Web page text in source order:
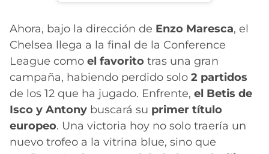
Ahora, bajo la dirección de Enzo Maresca, el
Chelsea llega a la final de la Conference
League como el favorito tras una gran
campaña, habiendo perdido solo 2 partidos
de los 12 que ha jugado. Enfrente, el Betis de
Isco y Antony buscará su primer título
europeo. Una victoria hoy no solo traería un
nuevo trofeo a la vitrina blue, sino que